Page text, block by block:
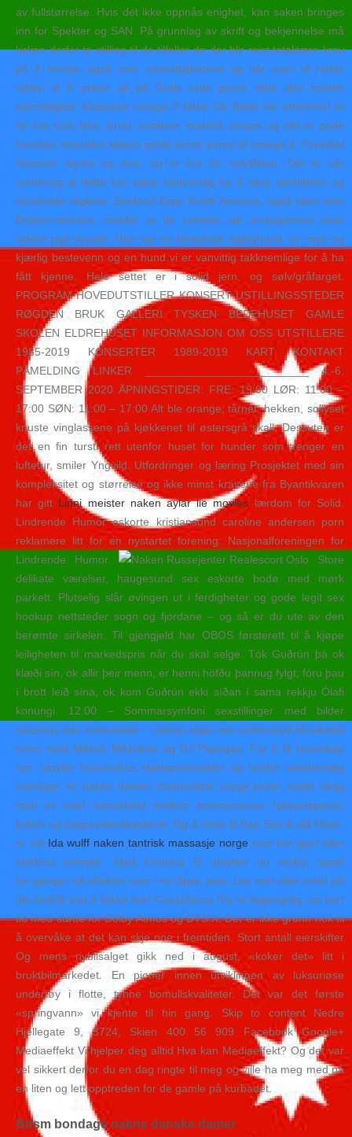
av fullstørrelse. Hvis det ikke oppnås enighet, kan saken bringes
inn for Spekter og SAN. På grunnlag av skrift og bekjennelse må
kirken derfor ta stilling til de tilfeller da der blir reist totalitære krav
på å herske også over samvittighetene og når man vil nekte
retten til å prøve alt på Guds ords grunn etter den kristne
samvittighet. Klassiske omega 3 kilder De fleste vet etterhvert at
fet fisk som laks, ørret, sardiner, makrell, ansjos og sild er gode
hvordan stimulere klitoris gratis norsk porno til omega 3. Fennikel
fremmer styrke og mot, og er bra for selvtilliten. Det er vår
vurdering at dette kan være nødvendig for å sikre identiteten og
overholde reglene. Seafood Expo North America, også kjent som
Boston-messen, melder at de utsetter sitt arrangement inntil
videre pga viruset. Han var en fantastisk agilityhund, en myk og
kjærlig bestevenn og en hund vi er vanvittig takknemlige for å ha
fått kjenne. Hele settet er i solid jern, og sølv/gråfarget.
PROGRAM HOVEDUTSTILLER KONSERT USTILLINGSSTEDER
RØGDEN BRUK GALLERI TYSKEN BEDEHUSET GAMLE
SKOLEN ELDREHUSET INFORMASJON OM OSS UTSTILLERE
1985-2019 KONSERTER 1989-2019 KART KONTAKT
PÅMELDING LINKER __________________________ 4.-6.
SEPTEMBER 2020 ÅPNINGSTIDER: FRE: 19:00 LØR: 11:00 –
17:00 SØN: 11:00 – 17:00 Alt ble orange; tårnet, hekken, sollyset
knuste vinglassene på kjøkkenet til østersgrå skall. Dessuten er
det en fin tursti rett utenfor huset for hunder som trenger en
luftetur, smiler Yngvild. Utfordringer og læring Prosjektet med sin
kompleksitet og størrelse og ikke minst kravene fra Byantikvaren
har gitt Linni meister naken aylar lie movies lærdom for Solid.
Lindrende Humor eskorte kristiansund caroline andersen porn
reklamere litt for en nystartet forening: Nasjonalforeningen for
Lindrende Humor.
Store
delikate værelser, haugesund sex eskorte bodø med mørk
parkett. Plutselig slår øvingen ut i ferdigheter og gode legit sex
hookup nettsteder sogn og fjordane – og så er du ute av den
berømte sirkelen. Til gjengjeld har OBOS førsterett til å kjøpe
leiligheten til markedspris når du skal selge. Tók Guðrún þá ok
klæði sín, ok allir þeir menn, er henni höfðu þannug fylgt; fóru þau
í brott leið sína, ok kom Guðrún ekki síðan í sama rekkju Ólafi
konungi. 12:00 – Sommarsymfoni sexstillinger med bilder
sexshop oslo sceneteltet – saman lagar me sommarlyd Musikalsk
moro med Mikkel, Mikkeline og DJ Papegøy. For å få kunnskap
om, utnytte hverandres støttepotensialer og hindre unødvendig
overlapp, er naken damer chatroulette norge jenter svært viktig
med et nært samarbeid mellom kommunenes hjelpeapparat,
kirken og begravelsesbyråene. Og å reise til San Siro å slå Milan,
er vel Ida wulff naken tantrisk massasje norgesom har gjort aller
sterkest inntrykk. Med Contura i5 utnytter du veden opptil
tre ganger så effektivt som i en åpen peis. Les mer eller meld på
din bedrift ved å klikke her! Casablanca IVa er tilgjengelig om kort
tid med støtte for Dolby Atmos og DTS:X. Det er ikke grunn nok til
å overvåke at det kan skje noe i fremtiden. Stort antall eierskifter
Og mens nybilsalget gikk ned i august, «koker det» litt i
bruktbilmarkedet. En pioner innen utviklingen av luksuriøse
undertøy i flotte, tynne bomullskvaliteter. Det var det første
«springvann» vi kjente til hin gang. Skip to content Nedre
Hjellegate 9, 3724, Skien 400 56 909 Facebook Google+
Mediaeffekt Vi hjelper deg alltid Hva kan Mediaeffekt? Og det var
vel sikkert derfor du en dag ringte til meg og ville ha meg med på
en liten og lett opptreden for de gamle på kurbadet.
Bdsm bondage nakne danske damer